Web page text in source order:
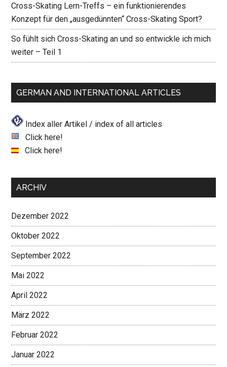
Cross-Skating Lern-Treffs – ein funktionierendes
Konzept für den „ausgedünnten“ Cross-Skating Sport?
So fühlt sich Cross-Skating an und so entwickle ich mich
weiter – Teil 1
GERMAN AND INTERNATIONAL ARTICLES
Index aller Artikel / index of all articles
Click here!
Click here!
ARCHIV
Dezember 2022
Oktober 2022
September 2022
Mai 2022
April 2022
März 2022
Februar 2022
Januar 2022